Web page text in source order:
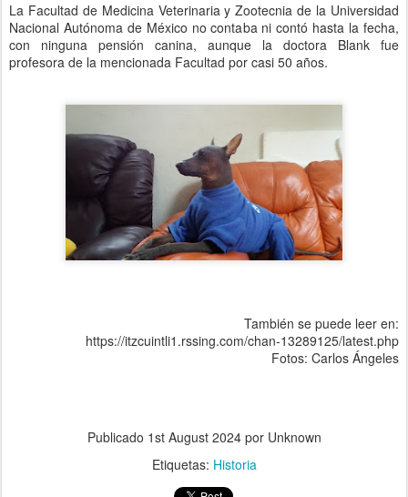
La Facultad de Medicina Veterinaria y Zootecnia de la Universidad
Nacional Autónoma de México no contaba ni contó hasta la fecha,
con ninguna pensión canina, aunque la doctora Blank fue
profesora de la mencionada Facultad por casi 50 años.
También se puede leer en:
https://itzcuintli1.rssing.com/chan-13289125/latest.php
Fotos: Carlos Ángeles
Publicado 1st August 2024por Unknown
Etiquetas: Historia